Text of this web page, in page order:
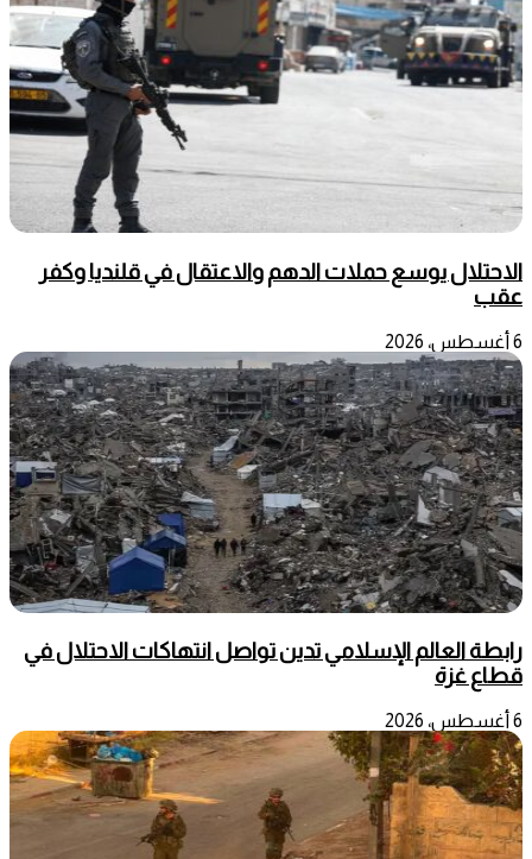
الاحتلال يوسع حملات الدهم والاعتقال في قلنديا وكفر
عقب
6 أغسطس، 2026
رابطة العالم الإسلامي تدين تواصل انتهاكات الاحتلال في
قطاع غزة
6 أغسطس، 2026